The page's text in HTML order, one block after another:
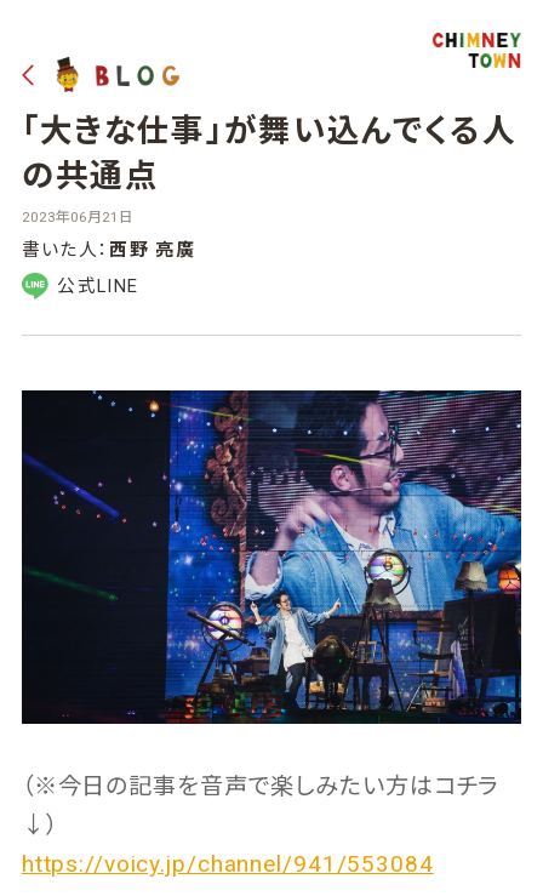
「大きな仕事」が舞い込んでくる人
の共通点
2023年06月21日
書いた人： 西野 亮廣
公式LINE
（※今日の記事を音声で楽しみたい方はコチラ
↓）
https://voicy.jp/channel/941/553084